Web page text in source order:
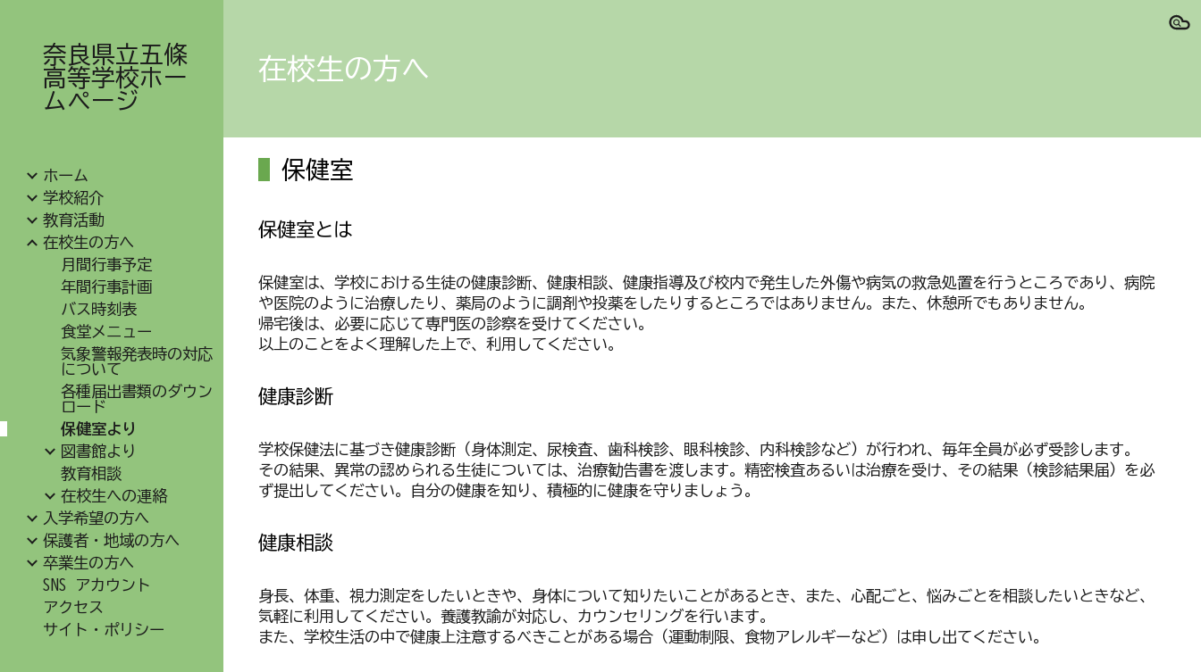
奈良県立五條
高等学校ホー
ムページ
ホーム
学校紹介
教育活動
在校生の方へ
月間行事予定
年間行事計画
バス時刻表
食堂メニュー
気象警報発表時の対応
について
各種届出書類のダウン
ロード
保健室より
図書館より
教育相談
在校生への連絡
入学希望の方へ
保護者・地域の方へ
卒業生の方へ
SNS アカウント
アクセス
サイト・ポリシー
在校生の方へ
保健室
保健室とは
保健室は、学校における生徒の健康診断、健康相談、健康指導及び校内で発生した外傷や病気の救急処置を行うところであり、病院
や医院のように治療したり、薬局のように調剤や投薬をしたりするところではありません。また、休憩所でもありません。
帰宅後は、必要に応じて専門医の診察を受けてください。
以上のことをよく理解した上で、利用してください。
健康診断
学校保健法に基づき健康診断（身体測定、尿検査、歯科検診、眼科検診、内科検診など）が行われ、毎年全員が必ず受診します。
その結果、異常の認められる生徒については、治療勧告書を渡します。精密検査あるいは治療を受け、その結果（検診結果届）を必
ず提出してください。自分の健康を知り、積極的に健康を守りましょう。
健康相談
身長、体重、視力測定をしたいときや、身体について知りたいことがあるとき、また、心配ごと、悩みごとを相談したいときなど、
気軽に利用してください。養護教諭が対応し、カウンセリングを行います。
また、学校生活の中で健康上注意するべきことがある場合（運動制限、食物アレルギーなど）は申し出てください。